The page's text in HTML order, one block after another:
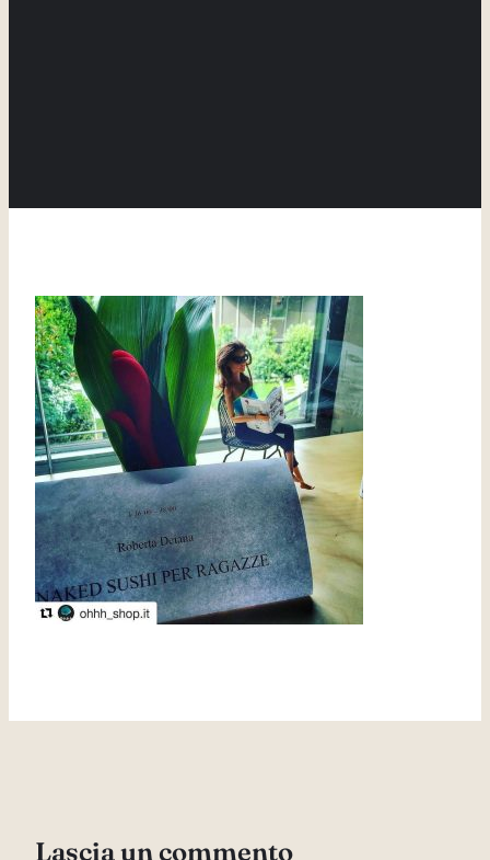
Lascia un commento